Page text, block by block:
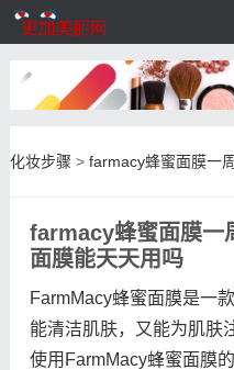
化妆步骤 > farmacy蜂蜜面膜一
farmacy蜂蜜面膜一
面膜能天天用吗
FarmMacy蜂蜜面膜是一
能清洁肌肤，又能为肌肤
使用FarmMacy蜂蜜面膜